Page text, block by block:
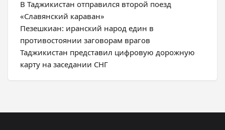
В Таджикистан отправился второй поезд
«Славянский караван»
Пезешкиан: иранский народ един в
противостоянии заговорам врагов
Таджикистан представил цифровую дорожную
карту на заседании СНГ